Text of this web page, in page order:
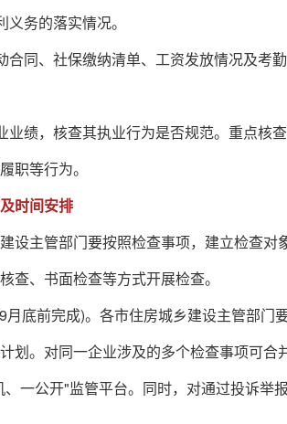
义务的落实情况。
合同、社保缴纳清单、工资发放情况及考
业绩，核查其执业行为是否规范。重点核
职等行为。
时间安排
设主管部门要按照检查事项，建立检查
查、书面检查等方式开展检查。
月底前完成)。各市住房城乡建设主管部
划。对同一企业涉及的多个检查事项可
、一公开"监管平台。同时，对通过投诉举